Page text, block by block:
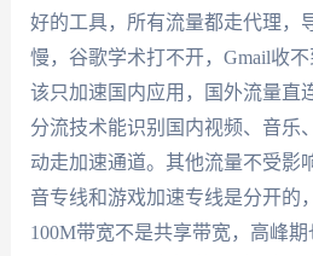
好的工具，所有流量都走代理，
慢，谷歌学术打不开，Gmail收
该只加速国内应用，国外流量直
分流技术能识别国内视频、音乐
动走加速通道。其他流量不受影
音专线和游戏加速专线是分开的
100M带宽不是共享带宽，高峰